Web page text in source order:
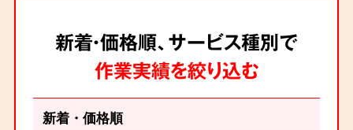
新着・価格順、サービス種別で
作業実績を絞り込む
新着・価格順